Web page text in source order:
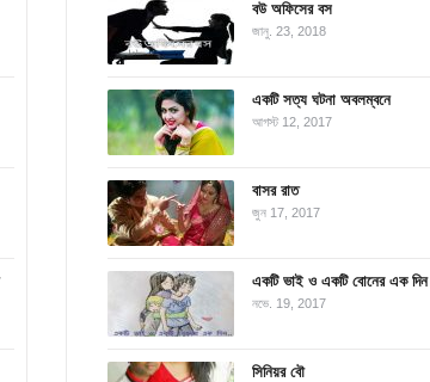
বউ অফিসের বস
জানু. 23, 2018
একটি সত্য ঘটনা অবলম্বনে
আগস্ট 12, 2017
বাসর রাত
জুন 17, 2017
একটি ভাই ও একটি বোনের এক দিন
নভে. 19, 2017
সিনিয়র বৌ